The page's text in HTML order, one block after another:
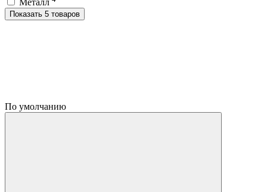
Металл
Показать 5 товаров
По умолчанию